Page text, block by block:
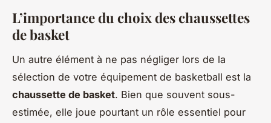
L’importance du choix des chaussettes
de basket
Un autre élément à ne pas négliger lors de la
sélection de votre équipement de basketball est la
chaussette de basket. Bien que souvent sous-
estimée, elle joue pourtant un rôle essentiel pour